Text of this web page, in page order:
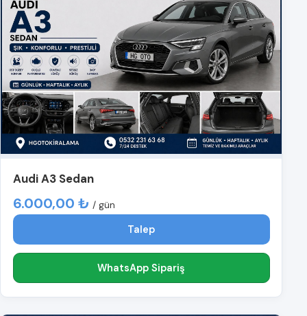
Audi A3 Sedan
6.000,00 ₺ / gün
Talep
WhatsApp Sipariş